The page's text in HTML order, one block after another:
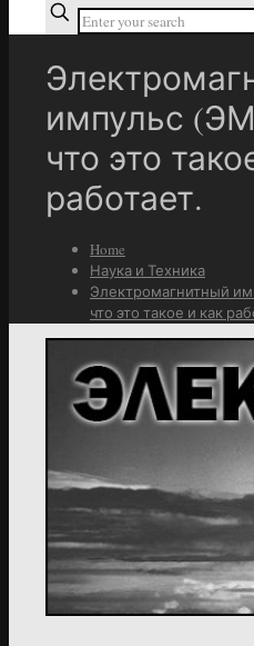
импульс
что это
работает.
Home
Наука и Техника
Электромагнитный
что это такое и как